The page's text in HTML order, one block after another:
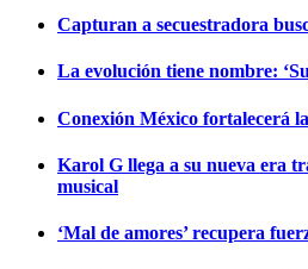
Capturan a secuestradora
La evolución tiene nombre:
Conexión México fortalecerá
Karol G llega a su nueva era
musical
‘Mal de amores’ recupera